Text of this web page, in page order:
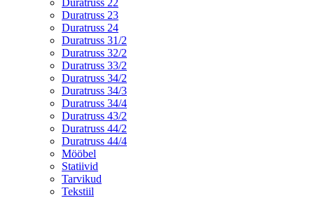
Duratruss 23
Duratruss 24
Duratruss 31/2
Duratruss 32/2
Duratruss 33/2
Duratruss 34/2
Duratruss 34/3
Duratruss 34/4
Duratruss 43/2
Duratruss 44/2
Duratruss 44/4
Mööbel
Statiivid
Tarvikud
Tekstiil